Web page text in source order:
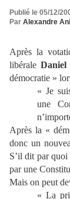
Publié le 05/12/
Par Alexandre
Après la
libérale Daniel
démocratie »
« Je
une
Après la «
donc un
S’il dit par quoi
par une
Mais on peut
« La